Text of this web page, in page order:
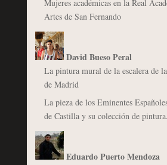
Mujeres académicas en la Real
Artes de San Fernando
David Bueso Peral
La pintura mural de la escalera de
de Madrid
La pieza de los Eminentes
de Castilla y su colección de pintura.
Eduardo Puerto Mendoza